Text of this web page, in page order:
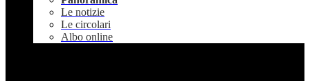
Le notizie
Le circolari
Albo online